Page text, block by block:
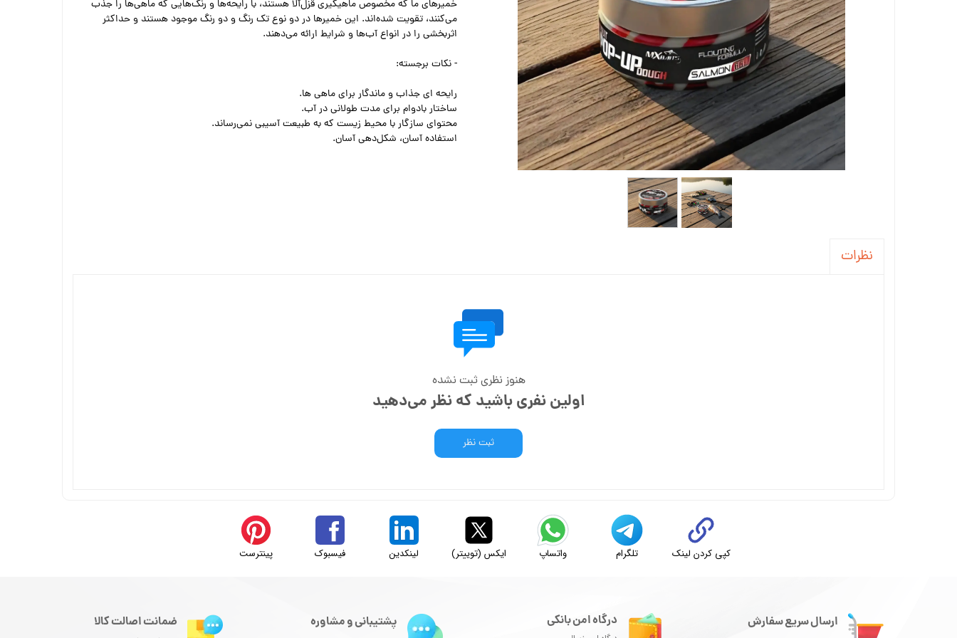
خمیرهای ما که مخصوص ماهیگیری قزل‌آلا هستند، با رایحه‌ها و رنگ‌هایی که ماهی‌ها را جذب
می‌کنند، تقویت شده‌اند. این خمیرها در دو نوع تک رنگ و دو رنگ موجود هستند و حداکثر
اثربخشی را در انواع آب‌ها و شرایط ارائه می‌دهند.
- نکات برجسته:
رایحه ای جذاب و ماندگار برای ماهی ها.
ساختار بادوام برای مدت طولانی در آب.
محتوای سازگار با محیط زیست که به طبیعت آسیبی نمی‌رساند.
استفاده آسان، شکل‌دهی آسان.
نظرات
هنوز نظری ثبت نشده
اولین نفری باشید که نظر می‌دهید
ثبت نظر
کپی کردن لینک تلگرام واتساپ ایکس (توییتر) لینکدین فیسبوک پینترست
ارسال سریع سفارش درگاه امن بانکی پشتیبانی و مشاوره ضمانت اصالت کالا